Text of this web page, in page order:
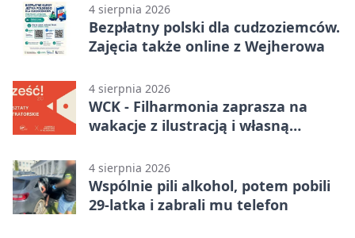
4 sierpnia 2026
Bezpłatny polski dla cudzoziemców.
Zajęcia także online z Wejherowa
4 sierpnia 2026
WCK - Filharmonia zaprasza na
wakacje z ilustracją i własną
4 sierpnia 2026
Wspólnie pili alkohol, potem pobili
29-latka i zabrali mu telefon